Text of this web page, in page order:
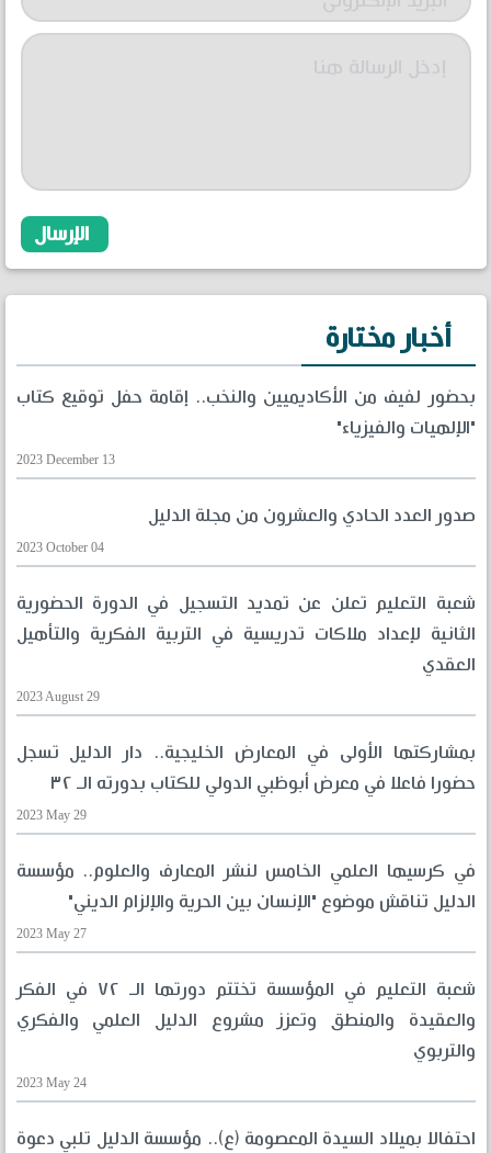
أخبار مختارة
بحضور لفيف من الأكاديميين والنخب.. إقامة حفل توقيع كتاب
"الإلهيات والفيزياء"
2023 December 13
صدور العدد الحادي والعشرون من مجلة الدليل
2023 October 04
شعبة التعليم تعلن عن تمديد التسجيل في الدورة الحضورية
الثانية لإعداد ملاكات تدريسية في التربية الفكرية والتأهيل
العقدي
2023 August 29
بمشاركتها الأولى في المعارض الخليجية.. دار الدليل تسجل
حضورا فاعلا في معرض أبوظبي الدولي للكتاب بدورته الـ ٣٢
2023 May 29
في كرسيها العلمي الخامس لنشر المعارف والعلوم.. مؤسسة
الدليل تناقش موضوع "الإنسان بين الحرية والإلزام الديني"
2023 May 27
شعبة التعليم في المؤسسة تختتم دورتها الـ ٧٢ في الفكر
والعقيدة والمنطق وتعزز مشروع الدليل العلمي والفكري
والتربوي
2023 May 24
احتفالا بميلاد السيدة المعصومة (ع).. مؤسسة الدليل تلبي دعوة